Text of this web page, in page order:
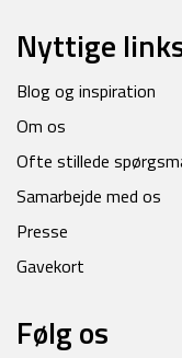
Nyttige
Blog og inspiration
Om os
Ofte stillede
Samarbejde med os
Presse
Gavekort
Følg os